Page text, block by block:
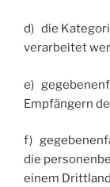
d) die
verarbeitet
e)
Empfängern
f)
die
einem